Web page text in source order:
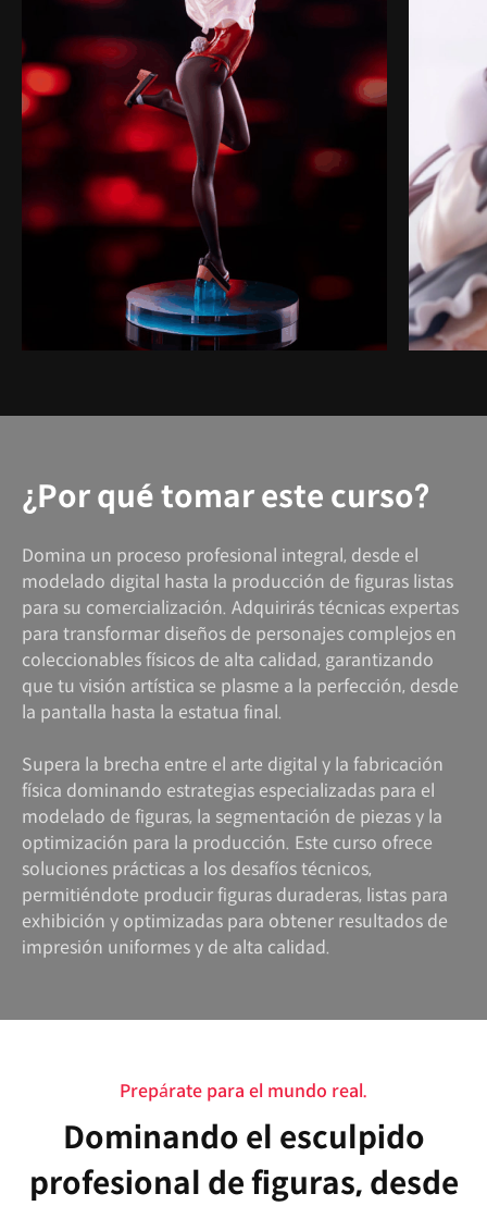
¿Por qué tomar este curso?
Domina un proceso profesional integral, desde el
modelado digital hasta la producción de figuras listas
para su comercialización. Adquirirás técnicas expertas
para transformar diseños de personajes complejos en
coleccionables físicos de alta calidad, garantizando
que tu visión artística se plasme a la perfección, desde
la pantalla hasta la estatua final.
Supera la brecha entre el arte digital y la fabricación
física dominando estrategias especializadas para el
modelado de figuras, la segmentación de piezas y la
optimización para la producción. Este curso ofrece
soluciones prácticas a los desafíos técnicos,
permitiéndote producir figuras duraderas, listas para
exhibición y optimizadas para obtener resultados de
impresión uniformes y de alta calidad.
Prepárate para el mundo real.
Dominando el esculpido
profesional de figuras, desde